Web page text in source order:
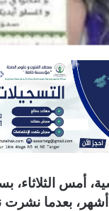
أمس الثلاثاء،
بعدما نشرت